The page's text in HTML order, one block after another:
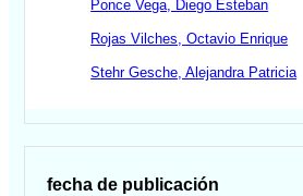
Ponce Vega, Diego Esteban
Rojas Vilches, Octavio Enrique
Stehr Gesche, Alejandra Patricia
fecha de publicación